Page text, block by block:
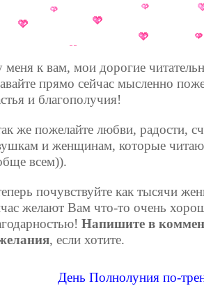
к вам, мои дорогие
прямо сейчас мысленно
и благополучия!
же пожелайте любви, радости,
и женщинам, которые
всем)).
почувствуйте как тысячи
желают Вам что-то очень
Напишите в
, если хотите.
День Полнолуния по-